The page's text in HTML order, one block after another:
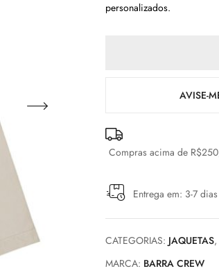
personalizados.
AVISE-
Compras acima de
Entrega em: 3-7
CATEGORIAS: JAQUETAS,
MARCA: BARRA CREW